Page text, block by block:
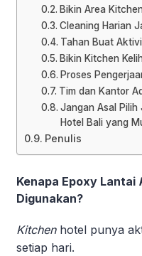
Bikin Area
Cleaning Harian
Tahan Buat
Bikin Kitchen
Proses
Tim dan Kantor
Jangan Asal Pilih
Hotel Bali yang
Penulis
Kenapa Epoxy Lantai
Digunakan?
Kitchenhotel punya
setiap hari.